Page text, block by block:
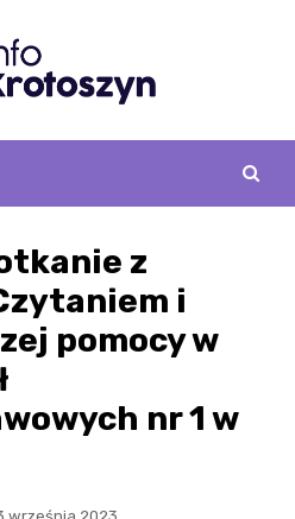
z
i
pomocy w
nr 1 w